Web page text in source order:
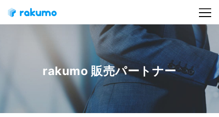
rakumo 販売パートナー